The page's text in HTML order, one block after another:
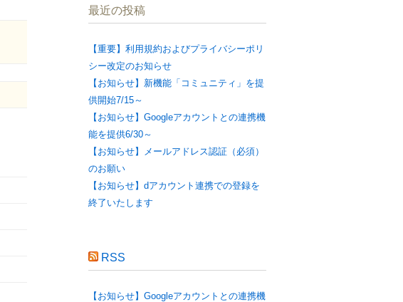
最近の投稿
【重要】利用規約およびプライバシーポリ
シー改定のお知らせ
【お知らせ】新機能「コミュニティ」を提
供開始7/15～
【お知らせ】Googleアカウントとの連携機
能を提供6/30～
【お知らせ】メールアドレス認証（必須）
のお願い
【お知らせ】dアカウント連携での登録を
終了いたします
RSS
【お知らせ】Googleアカウントとの連携機